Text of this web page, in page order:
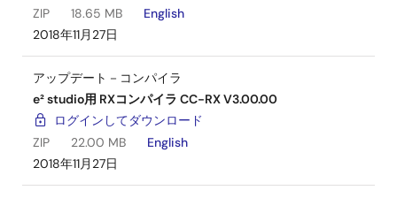
ZIP
18.65 MB
English
2018年11月27日
アップデート－コンパイラ
e² studio用 RXコンパイラ CC-RX V3.00.00
ログインしてダウンロード
ZIP
22.00 MB
English
2018年11月27日